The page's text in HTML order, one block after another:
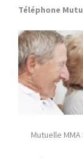
Téléphone
Mutuelle